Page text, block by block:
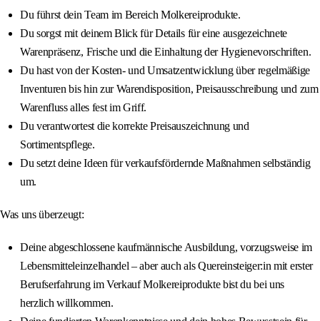
Du führst dein Team im Bereich Molkereiprodukte.
Du sorgst mit deinem Blick für Details für eine ausgezeichnete
Warenpräsenz, Frische und die Einhaltung der Hygienevorschriften.
Du hast von der Kosten- und Umsatzentwicklung über regelmäßige
Inventuren bis hin zur Warendisposition, Preisausschreibung und zum
Warenfluss alles fest im Griff.
Du verantwortest die korrekte Preisauszeichnung und
Sortimentspflege.
Du setzt deine Ideen für verkaufsfördernde Maßnahmen selbständig
um.
Was uns überzeugt:
Deine abgeschlossene kaufmännische Ausbildung, vorzugsweise im
Lebensmitteleinzelhandel – aber auch als Quereinsteiger:in mit erster
Berufserfahrung im Verkauf Molkereiprodukte bist du bei uns
herzlich willkommen.